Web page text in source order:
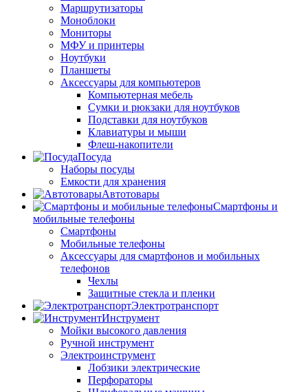
Маршрутизаторы
Моноблоки
Мониторы
МФУ и принтеры
Ноутбуки
Планшеты
Аксессуары для компьютеров
Компьютерная мебель
Сумки и рюкзаки для ноутбуков
Подставки для ноутбуков
Клавиатуры и мыши
Флеш-накопители
Посуда
Наборы посуды
Емкости для хранения
Автотовары
Смартфоны и
мобильные телефоны
Смартфоны
Мобильные телефоны
Аксессуары для смартфонов и мобильных
телефонов
Чехлы
Защитные стекла и пленки
Электротранспорт
Инструмент
Мойки высокого давления
Ручной инструмент
Электроинструмент
Лобзики электрические
Перфораторы